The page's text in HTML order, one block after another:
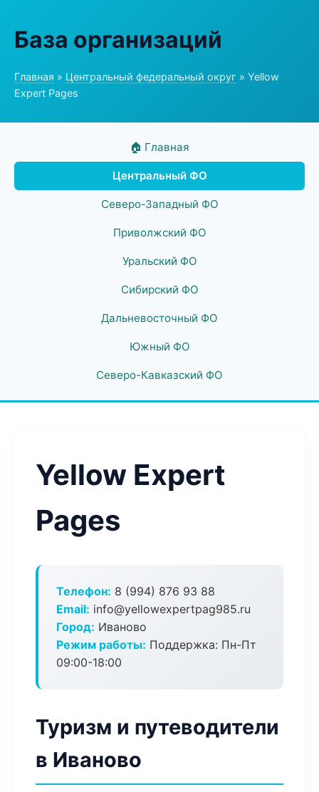
База организаций
Главная » Центральный федеральный округ » Yellow
Expert Pages
🏠 Главная
Центральный ФО
Северо-Западный ФО
Приволжский ФО
Уральский ФО
Сибирский ФО
Дальневосточный ФО
Южный ФО
Северо-Кавказский ФО
Yellow Expert
Pages
Телефон: 8 (994) 876 93 88
Email: info@yellowexpertpag985.ru
Город: Иваново
Режим работы: Поддержка: Пн-Пт
09:00-18:00
Туризм и путеводители
в Иваново